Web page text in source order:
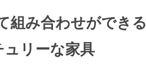
組み合わせができる
リーな家具